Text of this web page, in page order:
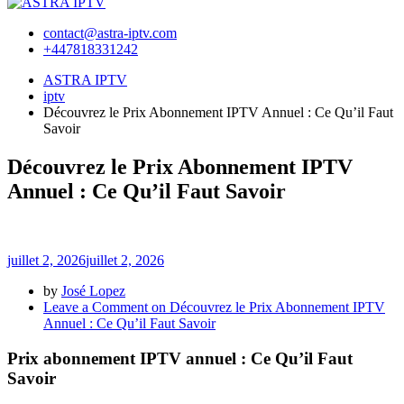
contact@astra-iptv.com
+447818331242
ASTRA IPTV
iptv
Découvrez le Prix Abonnement IPTV Annuel : Ce Qu’il Faut
Savoir
Découvrez le Prix Abonnement IPTV
Annuel : Ce Qu’il Faut Savoir
juillet 2, 2026juillet 2, 2026
by José Lopez
Leave a Comment on Découvrez le Prix Abonnement IPTV
Annuel : Ce Qu’il Faut Savoir
Prix abonnement IPTV annuel : Ce Qu’il Faut
Savoir